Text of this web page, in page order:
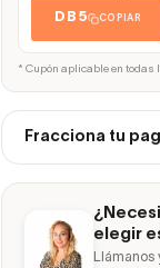
DB5 COPIAR
* Cupón aplicable en todas
Fracciona tu
elegir
Llámanos